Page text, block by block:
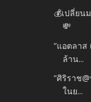
💰เปลี่ยน
💸
“แอตลาส
ล้าน...
“ศิริราช
ในย...